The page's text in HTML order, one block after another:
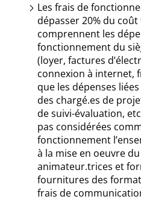
Les frais de
dépasser 20% du
comprennent les
fonctionnement du
(loyer, factures
connexion à internet,
que les dépenses
des chargé.es de
de suivi-évaluation,
pas considérées
fonctionnement
à la mise en oeuvre
animateur.trices et
fournitures des
frais de